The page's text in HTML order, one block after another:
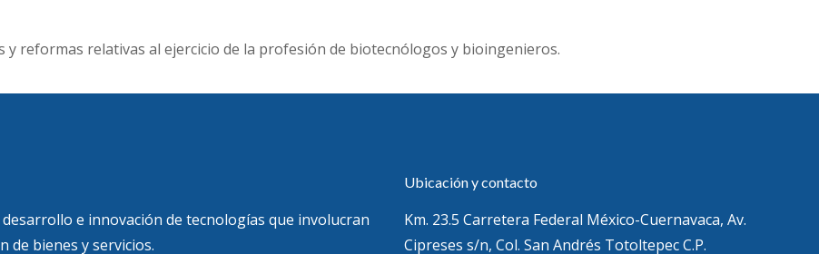
y reformas relativas al ejercicio de la profesión de biotecnólogos y bioingenieros.
e innovación de tecnologías que involucran
de bienes y servicios.
Ubicación y contacto
Km. 23.5 Carretera Federal México-Cuernavaca, Av.
Cipreses s/n, Col. San Andrés Totoltepec C.P.